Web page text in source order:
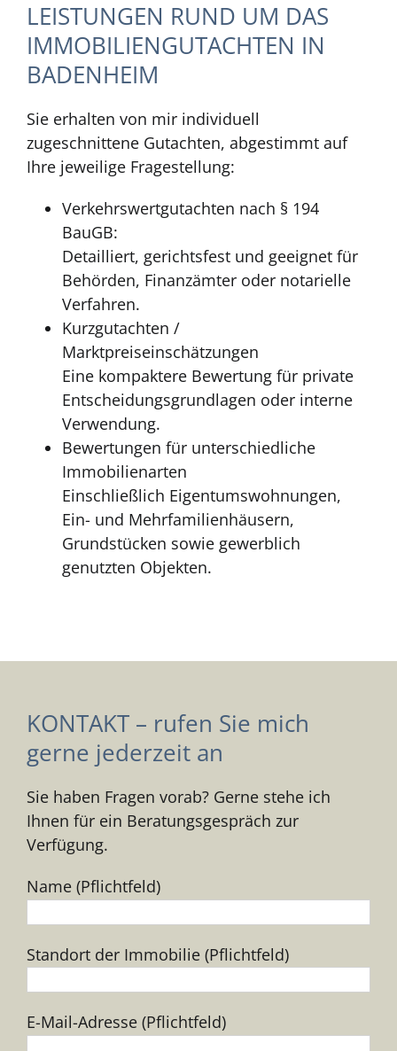
LEISTUNGEN RUND UM DAS
IMMOBILIENGUTACHTEN IN
BADENHEIM
Sie erhalten von mir individuell
zugeschnittene Gutachten, abgestimmt auf
Ihre jeweilige Fragestellung:
Verkehrswertgutachten nach § 194
BauGB:
Detailliert, gerichtsfest und geeignet für
Behörden, Finanzämter oder notarielle
Verfahren.
Kurzgutachten /
Marktpreiseinschätzungen
Eine kompaktere Bewertung für private
Entscheidungsgrundlagen oder interne
Verwendung.
Bewertungen für unterschiedliche
Immobilienarten
Einschließlich Eigentumswohnungen,
Ein- und Mehrfamilienhäusern,
Grundstücken sowie gewerblich
genutzten Objekten.
KONTAKT – rufen Sie mich
gerne jederzeit an
Sie haben Fragen vorab? Gerne stehe ich
Ihnen für ein Beratungsgespräch zur
Verfügung.
Name (Pflichtfeld)
Standort der Immobilie (Pflichtfeld)
E-Mail-Adresse (Pflichtfeld)